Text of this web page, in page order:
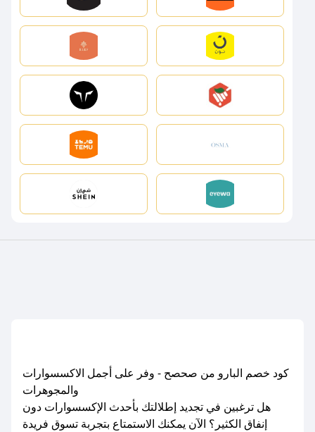
كود خصم البارو من صحصح - وفر على أجمل الاكسسوارات
والمجوهرات
هل ترغبين في تجديد إطلالتك بأحدث الإكسسوارات دون
إنفاق الكثير؟ الآن يمكنك الاستمتاع بتجربة تسوق فريدة